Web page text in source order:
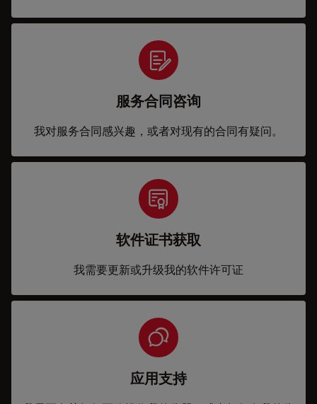
服务合同咨询
我对服务合同感兴趣，或者对现有的合同有疑问。
软件证书获取
我需要更新或升级我的软件许可证
应用支持